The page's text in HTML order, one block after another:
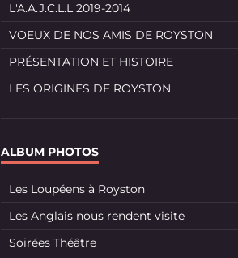
L'A.A.J.C.L.L 2019-2014
VOEUX DE NOS AMIS DE ROYSTON
PRÉSENTATION ET HISTOIRE
LES ORIGINES DE ROYSTON
ALBUM PHOTOS
Les Loupéens à Royston
Les Anglais nous rendent visite
Soirées Théâtre